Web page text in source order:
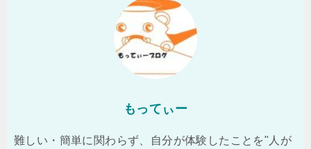
もってぃー
難しい・簡単に関わらず、自分が体験したことを"人が